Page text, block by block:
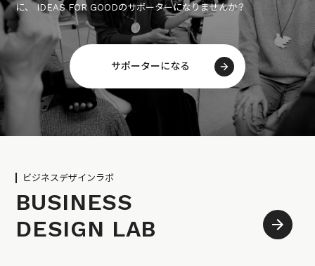
に、 IDEAS FOR GOODのサポーターになりませんか？
サポーターになる
ビジネスデザインラボ
BUSINESS
DESIGN LAB